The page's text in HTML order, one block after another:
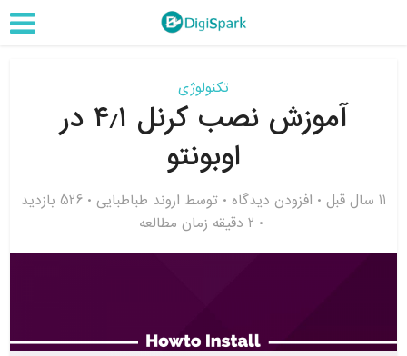
تکنولوژی
آموزش نصب کرنل ۴٫۱ در
اوبونتو
11 سال قبل افزودن دیدگاه توسط اروند طباطبایی
526 بازدید
2 دقیقه زمان مطالعه